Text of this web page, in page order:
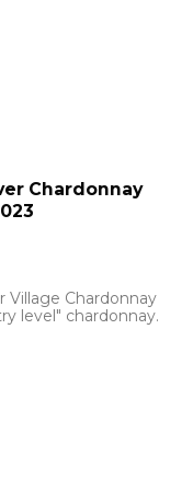
Chardonnay
Village Chardonnay
level" chardonnay.